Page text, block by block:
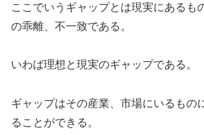
ここでいうギャップとは現実にあるも
の乖離、不一致である。
いわば理想と現実のギャップである。
ギャップはその産業、市場にいるもの
ることができる。